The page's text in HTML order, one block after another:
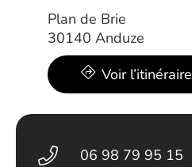
Plan de Brie
30140 Anduze
Voir l’itinéraire
06 98 79 95 15